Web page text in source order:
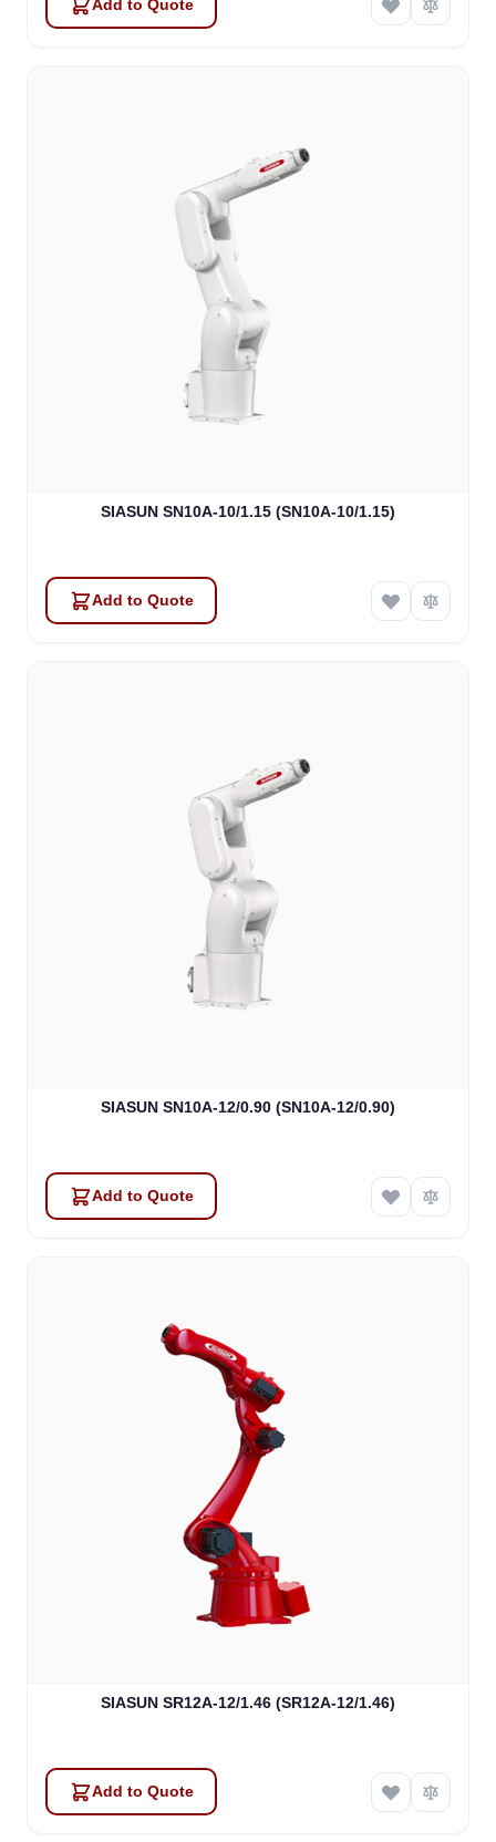
Add to Quote
SIASUN SN10A-10/1.15 (SN10A-10/1.15)
Add to Quote
SIASUN SN10A-12/0.90 (SN10A-12/0.90)
Add to Quote
SIASUN SR12A-12/1.46 (SR12A-12/1.46)
Add to Quote